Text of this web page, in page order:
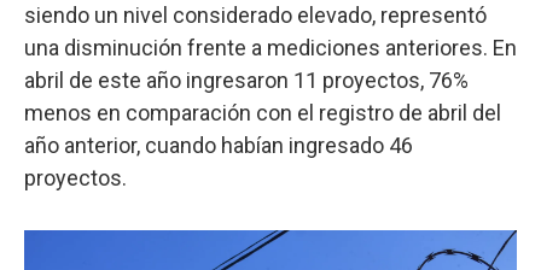
siendo un nivel considerado elevado, representó
una disminución frente a mediciones anteriores. En
abril de este año ingresaron 11 proyectos, 76%
menos en comparación con el registro de abril del
año anterior, cuando habían ingresado 46
proyectos.